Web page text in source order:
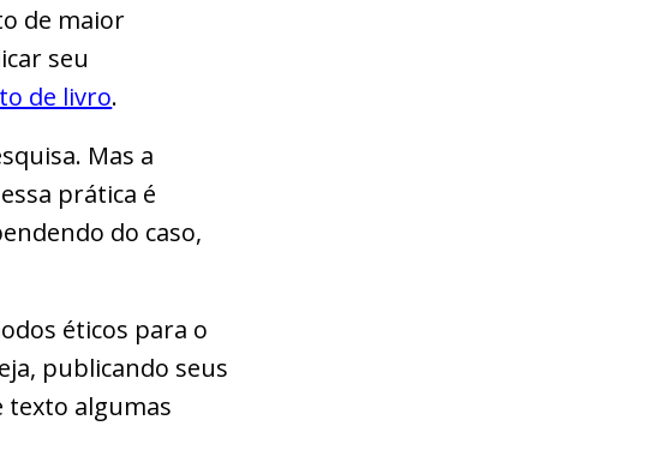
de maior
seu
de livro.
Mas a
prática é
do caso,
éticos para o
publicando seus
texto algumas